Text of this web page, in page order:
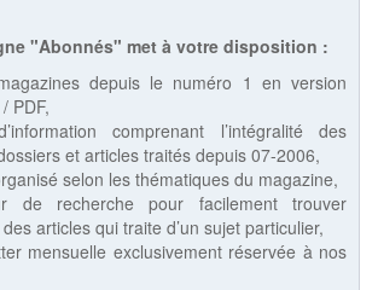
"Abonnés" met à votre disposition :
depuis le numéro 1 en version
PDF,
comprenant l’intégralité des
et articles traités depuis 07-2006,
selon les thématiques du magazine,
de recherche pour facilement trouver
des articles qui traite d’un sujet particulier,
mensuelle exclusivement réservée à nos